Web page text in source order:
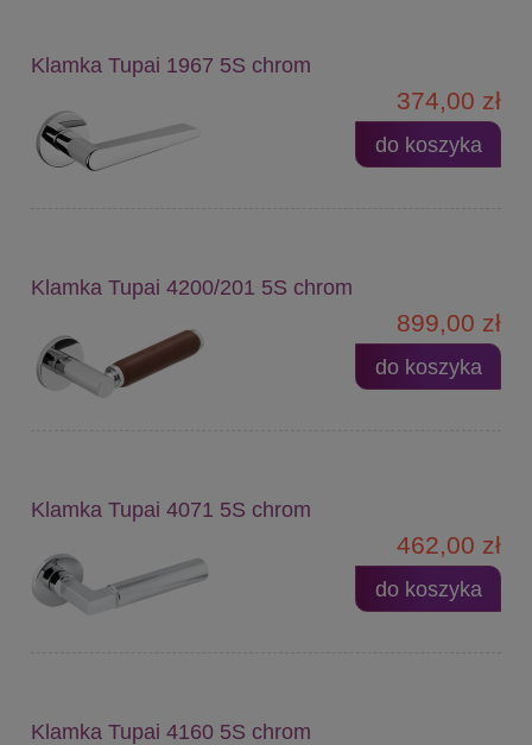
Klamka Tupai 1967 5S chrom
374,00 zł
do koszyka
Klamka Tupai 4200/201 5S chrom
899,00 zł
do koszyka
Klamka Tupai 4071 5S chrom
462,00 zł
do koszyka
Klamka Tupai 4160 5S chrom